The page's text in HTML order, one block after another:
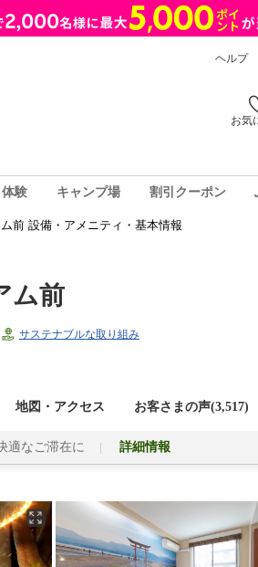
ヘルプ
お気
験 キャンプ場 割引クーポン
前 設備・アメニティ・基本情報
ム前
サステナブルな取り組み
地図・アクセス お客さまの声(3,517)
適なご滞在に 詳細情報